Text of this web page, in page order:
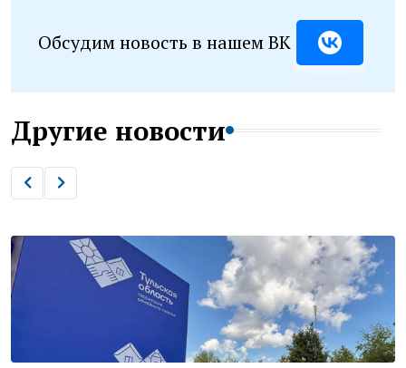
Обсудим новость в нашем ВК
Другие новости